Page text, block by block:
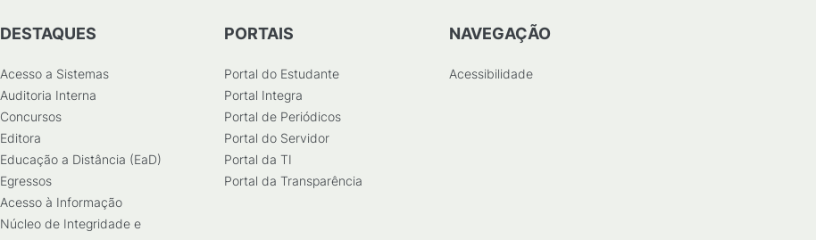
DESTAQUES
Acesso a Sistemas
Auditoria Interna
Concursos
Editora
Educação a Distância (EaD)
Egressos
Acesso à Informação
Núcleo de Integridade e
PORTAIS
Portal do Estudante
Portal Integra
Portal de Periódicos
Portal do Servidor
Portal da TI
Portal da Transparência
NAVEGAÇÃO
Acessibilidade